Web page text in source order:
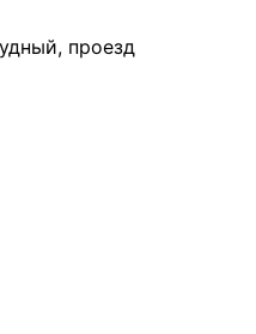
проезд